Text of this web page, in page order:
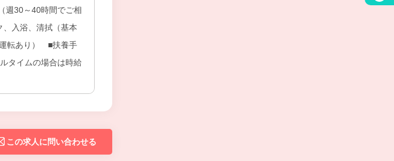
週30～40時間でご相
入浴、清拭（基本
運転あり） ■扶養手
タイムの場合は時給
この求人に問い合わせる